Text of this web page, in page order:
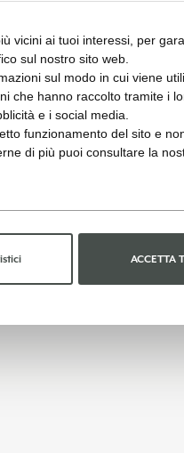
vicini ai tuoi interessi, per
sul nostro sito web.
sul modo in cui viene
che hanno raccolto tramite i
e i social media.
funzionamento del sito e
di più puoi consultare la
ACCETTA